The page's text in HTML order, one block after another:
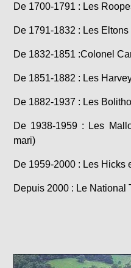
De 1700-1791 : Les
De 1791-1832 : Les Eltons
De 1832-1851 :Colonel
De 1851-1882 : Les
De 1882-1937 : Les
De 1938-1959 : Les
mari)
De 1959-2000 : Les Hicks
Depuis 2000 : Le National